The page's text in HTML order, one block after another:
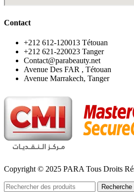
Contact
‪+212 612-120013 Tétouan
‪+212 621-220023 Tanger
Contact@parabeauty.net
Avenue Des FAR , Tétouan
Avenue Marrakech, Tanger
Copyright © 2025 PARA Tous Droits
Recherche